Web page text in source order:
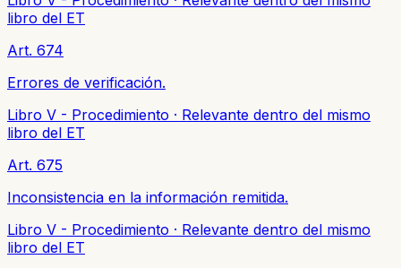
libro del ET
Art. 674
Errores de verificación.
Libro V - Procedimiento · Relevante dentro del mismo
libro del ET
Art. 675
Inconsistencia en la información remitida.
Libro V - Procedimiento · Relevante dentro del mismo
libro del ET